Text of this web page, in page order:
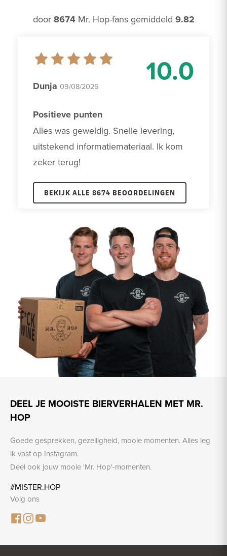
door 8674Mr. Hop-fans gemiddeld 9.82
10.0
Dunja 09/08/2026
Positieve punten
Alles was geweldig. Snelle levering,
uitstekend informatiemateriaal. Ik kom
zeker terug!
BEKIJK ALLE 8674 BEOORDELINGEN
DEEL JE MOOISTE BIERVERHALEN MET MR.
HOP
Goede gesprekken, gezelligheid, mooie momenten. Alles leg
ik vast op Instagram.
Deel ook jouw mooie 'Mr. Hop'-momenten.
#MISTER.HOP
Volg ons